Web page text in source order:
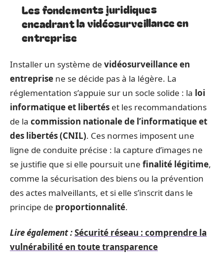
Les fondements juridiques
encadrant la vidéosurveillance en
entreprise
Installer un système de vidéosurveillance en
entreprise ne se décide pas à la légère. La
réglementation s’appuie sur un socle solide : la loi
informatique et libertés et les recommandations
de la commission nationale de l’informatique et
des libertés (CNIL). Ces normes imposent une
ligne de conduite précise : la capture d’images ne
se justifie que si elle poursuit une finalité légitime,
comme la sécurisation des biens ou la prévention
des actes malveillants, et si elle s’inscrit dans le
principe de proportionnalité.
Lire également :Sécurité réseau : comprendre la
vulnérabilité en toute transparence